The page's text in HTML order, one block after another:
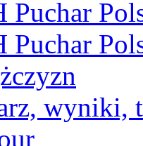
Puchar
Puchar
wyniki,